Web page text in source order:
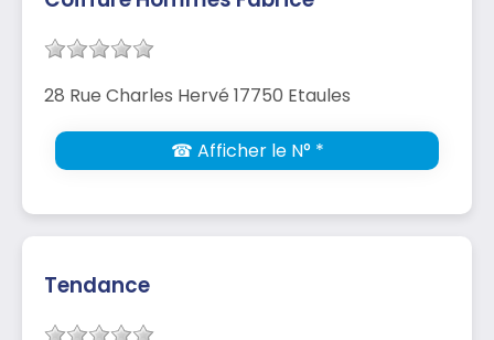
28 Rue Charles Hervé 17750 Etaules
☎ Afficher le N° *
Tendance